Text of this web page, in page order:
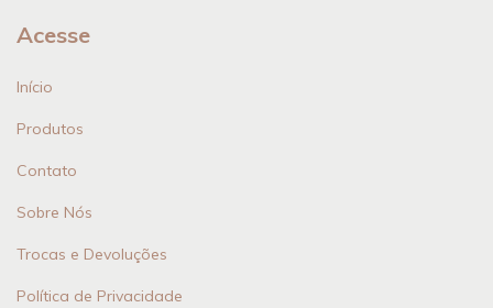
Acesse
Início
Produtos
Contato
Sobre Nós
Trocas e Devoluções
Política de Privacidade